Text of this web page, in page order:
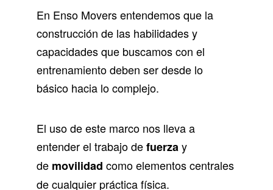
En Enso Movers entendemos que la
construcción de las habilidades y
capacidades que buscamos con el
entrenamiento deben ser desde lo
básico hacia lo complejo.
El uso de este marco nos lleva a
entender el trabajo defuerzay
de movilidad como elementos centrales
de cualquier práctica física.